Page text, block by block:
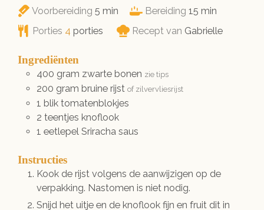
Voorbereiding5 minuten
min Bereiding 15minuten
min
Porties 4 porties Recept van Gabrielle
Ingrediënten
400 gram zwarte bonen zie tips
200 gram bruine rijst of zilvervliesrijst
1 blik tomatenblokjes
2 teentjes knoflook
1 eetlepel Sriracha saus
Instructies
Kook de rijst volgens de aanwijzigen op de
verpakking. Nastomen is niet nodig.
Snijd het uitje en de knoflook fijn en fruit dit in